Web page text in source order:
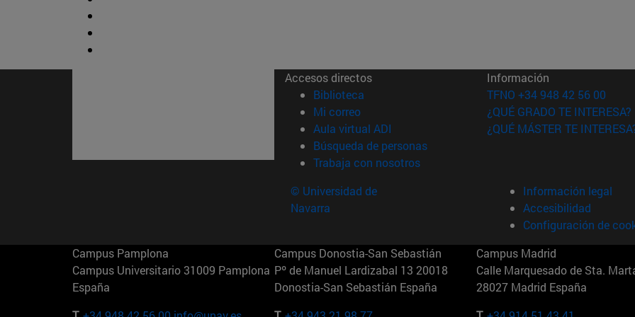
Accesos directos
Biblioteca (abre en nueva ventana)
Mi correo(abre en nueva ventana)
Aula virtual ADI (abre en nueva ventana)
Búsqueda de personas(abre en nueva ventana)
Trabaja con nosotros(abre en nueva ventana)
Información
TFNO +34 948 42 56 00
¿QUÉ GRADO TE INTERESA?
¿QUÉ MÁSTER TE
© Universidad de
Navarra
Información legal
Accesibilidad
Configuración de
Campus Pamplona
Campus Universitario 31009 Pamplona
España
Campus Donostia-San Sebastián
Pº de Manuel Lardizabal 13 20018
Donostia-San Sebastián España
Campus Madrid
Calle Marquesado de Sta.
28027 Madrid España